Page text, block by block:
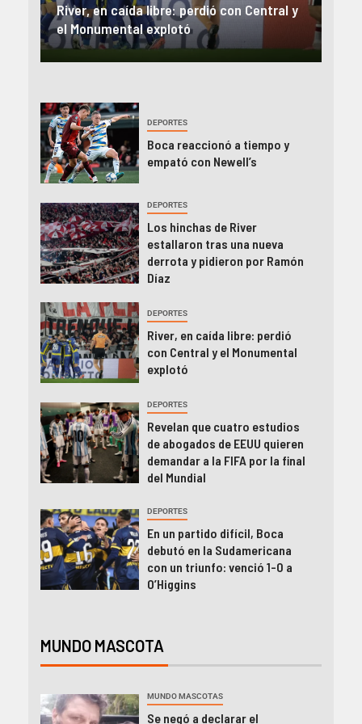
River, en caída libre: perdió con Central y
el Monumental explotó
DEPORTES
Boca reaccionó a tiempo y
empató con Newell’s
DEPORTES
Los hinchas de River
estallaron tras una nueva
derrota y pidieron por Ramón
Díaz
DEPORTES
River, en caída libre: perdió
con Central y el Monumental
explotó
DEPORTES
Revelan que cuatro estudios
de abogados de EEUU quieren
demandar a la FIFA por la final
del Mundial
DEPORTES
En un partido difícil, Boca
debutó en la Sudamericana
con un triunfo: venció 1-0 a
O’Higgins
MUNDO MASCOTA
MUNDO MASCOTAS
Se negó a declarar el